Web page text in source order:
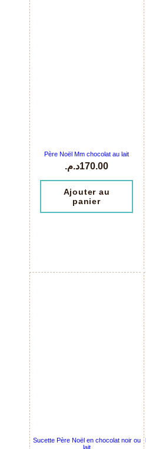
Père Noël Mm chocolat au lait
170.00د.م.
Ajouter au
panier
Sucette Père Noël en chocolat noir ou
lait